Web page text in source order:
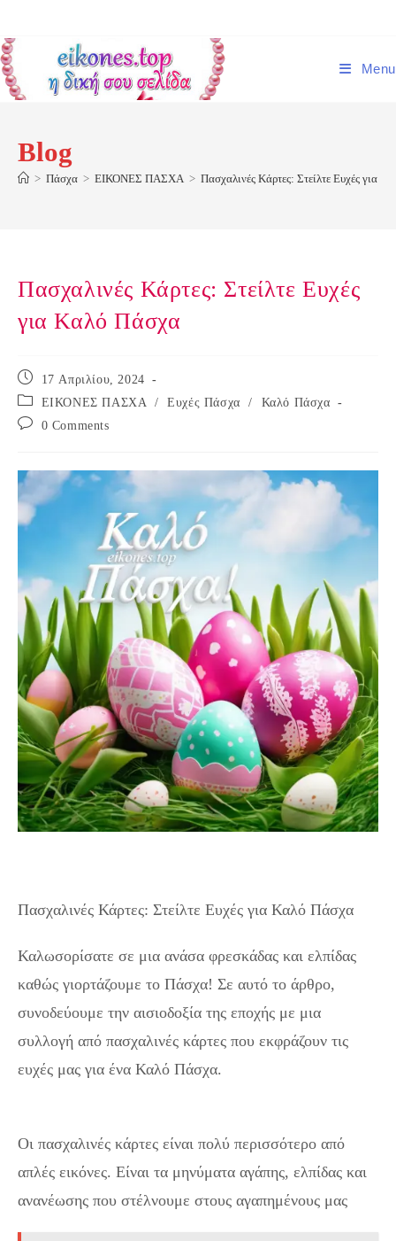
content
Menu
Blog
> Πάσχα > ΕΙΚΟΝΕΣ ΠΑΣΧΑ > Πασχαλινές Κάρτες: Στείλτε Ευχές για
Πασχαλινές Κάρτες: Στείλτε Ευχές
για Καλό Πάσχα
Post
published:
17 Απριλίου, 2024
Post
category:
ΕΙΚΟΝΕΣ ΠΑΣΧΑ / Ευχές Πάσχα /
Καλό Πάσχα
Post
0 Comments
Πασχαλινές Κάρτες: Στείλτε Ευχές για Καλό Πάσχα
Καλωσορίσατε σε μια ανάσα φρεσκάδας και ελπίδας
καθώς γιορτάζουμε το Πάσχα! Σε αυτό το άρθρο,
συνοδεύουμε την αισιοδοξία της εποχής με μια
συλλογή από πασχαλινές κάρτες που εκφράζουν τις
ευχές μας για ένα Καλό Πάσχα.
Οι πασχαλινές κάρτες είναι πολύ περισσότερο από
απλές εικόνες. Είναι τα μηνύματα αγάπης, ελπίδας και
ανανέωσης που στέλνουμε στους αγαπημένους μας